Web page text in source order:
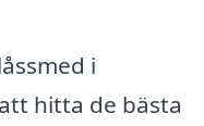
i
hitta de bästa